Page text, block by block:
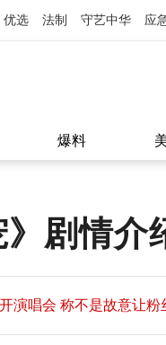
优选 法制 守艺中华 应
爆料
剧情介
演唱会 称不是故意让粉
演唱会 称不是故意让粉